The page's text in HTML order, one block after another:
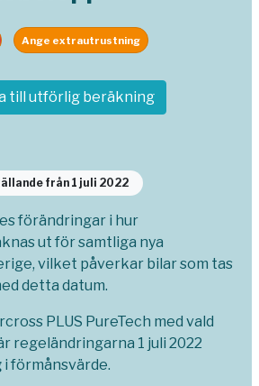
Ange extrautrustning
till utförlig beräkning
från 1 juli 2022
förändringar i hur
ut för samtliga nya
vilket påverkar bilar som tas
detta datum.
PLUS PureTech med vald
regeländringarna 1 juli 2022
i förmånsvärde.